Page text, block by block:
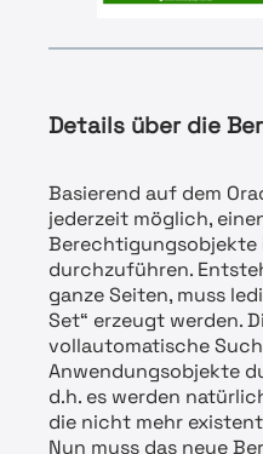
Details über die
Basierend auf dem
jederzeit möglich,
Berechtigungsobjekte
durchzuführen.
ganze Seiten, muss
Set“ erzeugt werden.
vollautomatische
Anwendungsobjekte
d.h. es werden
die nicht mehr
Nun muss das neue